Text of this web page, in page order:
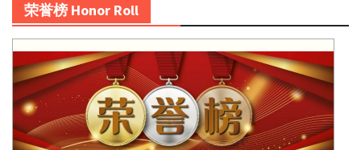
荣誉榜 Honor Roll